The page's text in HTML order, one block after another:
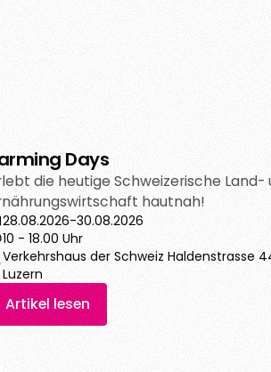
Days
die heutige Schweizerische Land-
hautnah!
28.08.2026-30.08.2026
10 - 18.00 Uhr
Verkehrshaus der Schweiz Haldenstrasse
Luzern
Artikel lesen